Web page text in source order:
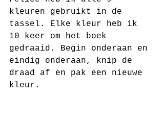
kleuren gebruikt in de
tassel. Elke kleur heb ik
10 keer om het boek
gedraaid. Begin onderaan en
eindig onderaan, knip de
draad af en pak een nieuwe
kleur.